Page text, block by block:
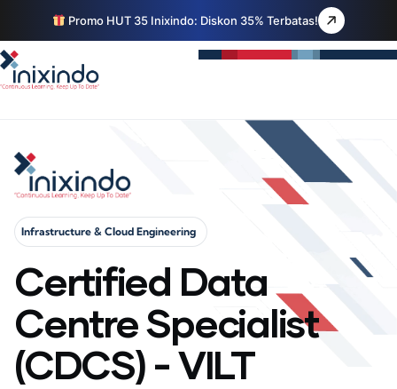
Promo HUT 35 Inixindo: Diskon 35% Terbatas!
Infrastructure & Cloud Engineering
Certified Data
Centre Specialist
(CDCS) - VILT